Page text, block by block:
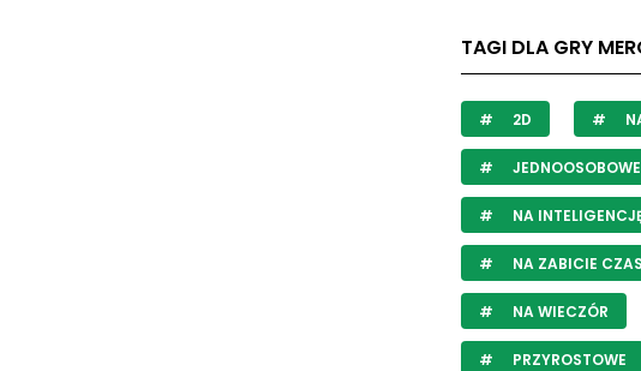
TAGI DLA GRY
2D
JEDNOOSOBOWE
NA
NA ZABICIE
NA WIECZÓR
PRZYROSTOWE